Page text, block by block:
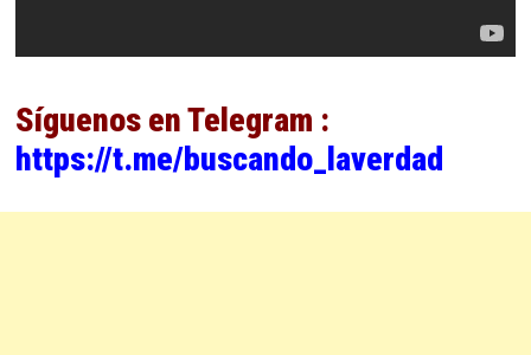
Síguenos en Telegram :
https://t.me/buscando_laverdad